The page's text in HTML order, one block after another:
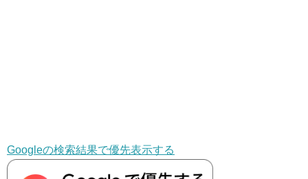
Googleの検索結果で優先表示する